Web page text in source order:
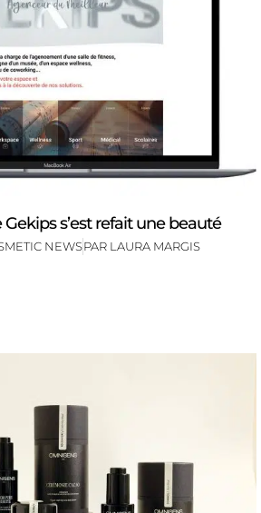
s’est refait une beauté
NEWSPAR LAURA MARGIS